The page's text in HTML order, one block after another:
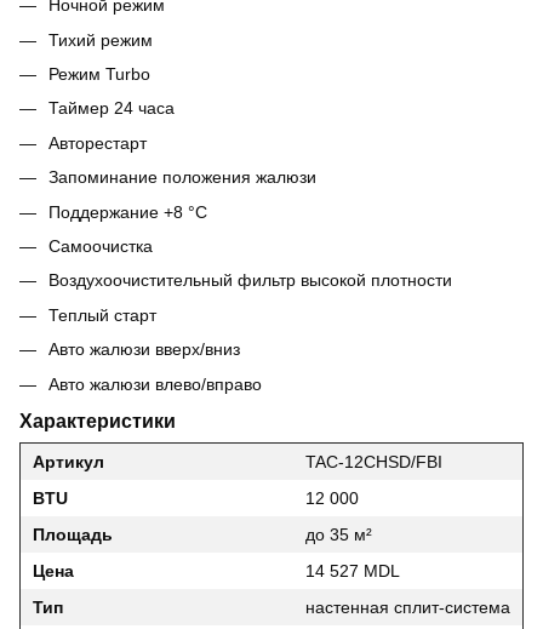
Ночной режим
Тихий режим
Режим Turbo
Таймер 24 часа
Авторестарт
Запоминание положения жалюзи
Поддержание +8 °C
Самоочистка
Воздухоочистительный фильтр высокой плотности
Теплый старт
Авто жалюзи вверх/вниз
Авто жалюзи влево/вправо
Характеристики
Артикул
TAC-12CHSD/FBI
BTU
12 000
Площадь
до 35 м²
Цена
14 527 MDL
Тип
настенная сплит-система